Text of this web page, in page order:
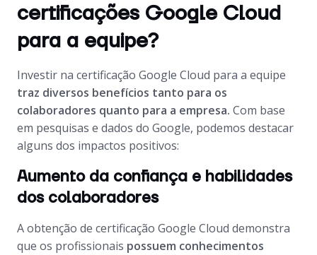
certificações Google Cloud
para a equipe?
Investir na certificação Google Cloud para a equipe
traz diversos benefícios tanto para os
colaboradores quanto para a empresa. Com base
em pesquisas e dados do Google, podemos destacar
alguns dos impactos positivos:
Aumento da confiança e habilidades
dos colaboradores
A obtenção de certificação Google Cloud demonstra
que os profissionais possuem conhecimentos